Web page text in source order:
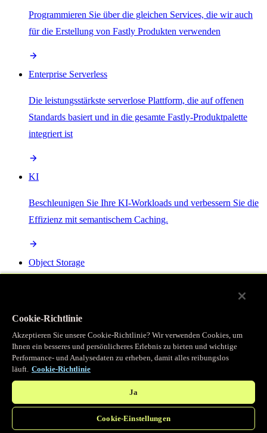
Programmieren Sie über die gleichen Services, die wir auch
für die Erstellung von Fastly Produkten verwenden
Enterprise Serverless
Die leistungsstärkste serverlose Plattform, die auf offenen
Standards basiert und in die gesamte Fastly-Produktpalette
integriert ist
KI
Beschleunigen Sie Ihre KI-Workloads und verbessern Sie die
Effizienz mit semantischem Caching.
Object Storage
Programmierbarer Cache
Erhalten Sie vollständigen programmatischen Zugriff auf das
legendäre Caching, das unser CDN antreibt.
Cookie-Richtlinie
Akzeptieren Sie unsere Cookie-Richtlinie? Wir verwenden Cookies, um
Ihnen ein besseres und persönlicheres Erlebnis zu bieten und wichtige
Performance- und Analysedaten zu erheben, damit alles reibungslos
läuft. Cookie-Richtlinie
Ja
Cookie-Einstellungen